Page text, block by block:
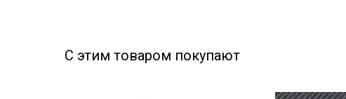
С этим товаром покупают